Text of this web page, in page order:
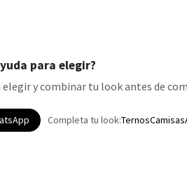
para elegir?
elegir y combinar tu look antes de
Completa tu look:TernosCamisas